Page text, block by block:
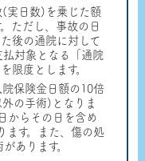
実日数)を乗じた額
ただし、事故の日
後の通院に対して
対象となる「通院
限度とします。
保険金日額の10倍
の手術)となりま
からその日を含め
ます。また、傷の処
あります。